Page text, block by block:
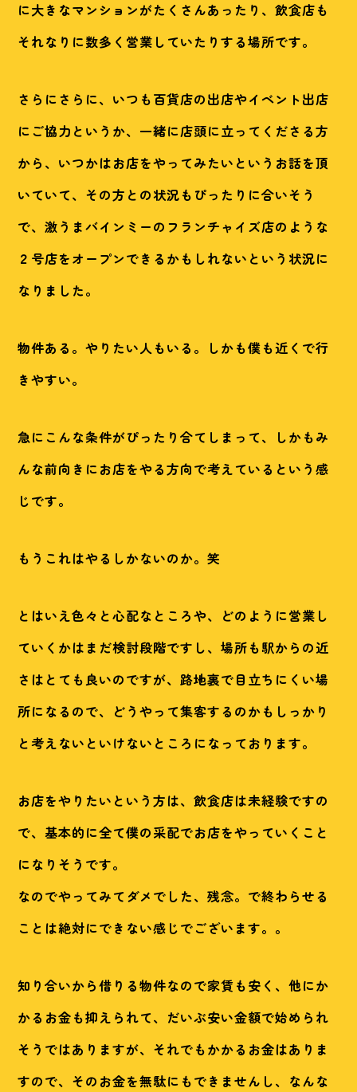
に大きなマンションがたくさんあったり、飲食店も
それなりに数多く営業していたりする場所です。
さらにさらに、いつも百貨店の出店やイベント出店
にご協力というか、一緒に店頭に立ってくださる方
から、いつかはお店をやってみたいというお話を頂
いていて、その方との状況もぴったりに合いそう
で、激うまバインミーのフランチャイズ店のような
２号店をオープンできるかもしれないという状況に
なりました。
物件ある。やりたい人もいる。しかも僕も近くで行
きやすい。
急にこんな条件がぴったり合てしまって、しかもみ
んな前向きにお店をやる方向で考えているという感
じです。
もうこれはやるしかないのか。笑
とはいえ色々と心配なところや、どのように営業し
ていくかはまだ検討段階ですし、場所も駅からの近
さはとても良いのですが、路地裏で目立ちにくい場
所になるので、どうやって集客するのかもしっかり
と考えないといけないところになっております。
お店をやりたいという方は、飲食店は未経験ですの
で、基本的に全て僕の采配でお店をやっていくこと
になりそうです。
なのでやってみてダメでした、残念。で終わらせる
ことは絶対にできない感じでございます。。
知り合いから借りる物件なので家賃も安く、他にか
かるお金も抑えられて、だいぶ安い金額で始められ
そうではありますが、それでもかかるお金はありま
すので、そのお金を無駄にもできませんし、なんな